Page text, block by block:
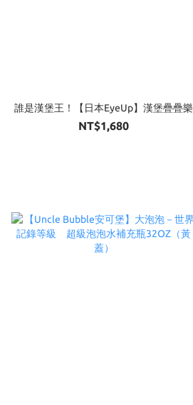
誰是漢堡王！【日本EyeUp】漢堡疊疊樂
NT$1,680